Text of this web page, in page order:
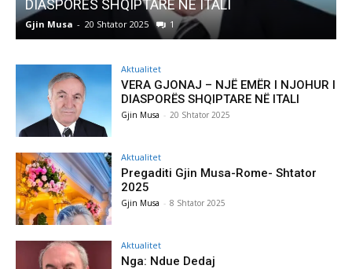
NË ITALI
1
Pregaditi Gjin Musa-
Gjin Musa
Aktualitet
VERA GJONAJ – NJË EMËR I NJOHUR I
DIASPORËS SHQIPTARE NË ITALI
Gjin Musa - 20 Shtator 2025
Aktualitet
Pregaditi Gjin Musa-Rome- Shtator
2025
Gjin Musa - 8 Shtator 2025
Aktualitet
Nga: Ndue Dedaj